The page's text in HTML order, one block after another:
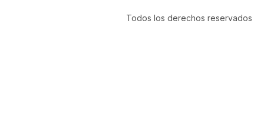
Todos los derechos reservados